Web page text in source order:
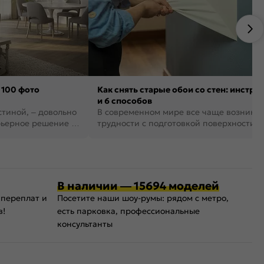
фото
– довольно
решение в
Как снять старые обои со стен:
и 6 способов
В современном мире все чаще
трудности с подготовкой поверхности
и
В наличии — 15694 моделей
Посетите наши шоу-румы: рядом с метро,
есть парковка, профессиональные
консультанты